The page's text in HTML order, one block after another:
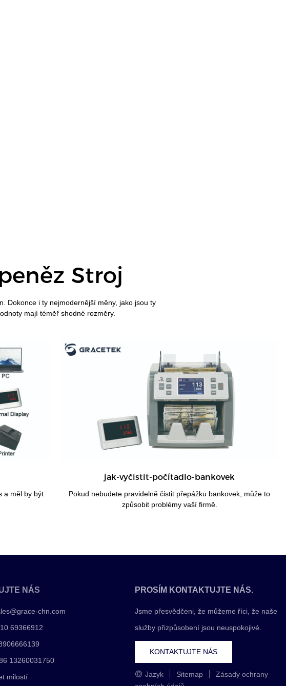
Stroj
Dokonce i ty nejmodernější měny, jako jsou ty
mají téměř shodné rozměry.
a měl by být
jak-vyčistit-počítadlo-bankovek
Pokud nebudete pravidelně čistit přepážku bankovek, může to
způsobit problémy vaší firmě.
NÁS
chn.com
69366912
13260031750
milostí
PROSÍM KONTAKTUJTE NÁS.
Jsme přesvědčeni, že můžeme říci, že naše
služby přizpůsobení jsou neuspokojivé.
KONTAKTUJTE NÁS
Jazyk Sitemap
Zásady ochrany